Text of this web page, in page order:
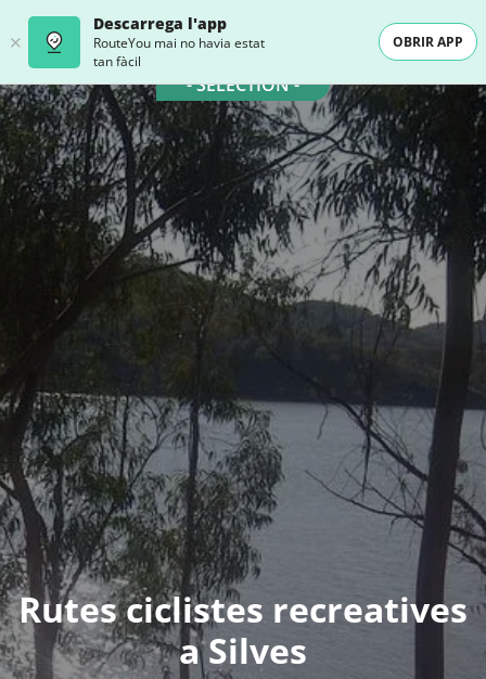
Descarrega l'app
RouteYou mai no havia estat
tan fàcil
OBRIR APP
- SELECTION -
Rutes ciclistes recreatives
a Silves